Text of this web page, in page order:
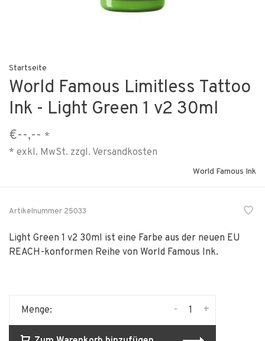
Startseite
World Famous Limitless Tattoo
Ink - Light Green 1 v2 30ml
€--,-- *
* exkl. MwSt. zzgl. Versandkosten
World Famous Ink
Artikelnummer 25033
Light Green 1 v2 30ml ist eine Farbe aus der neuen EU
REACH-konformen Reihe von World Famous Ink.
Menge: +
-